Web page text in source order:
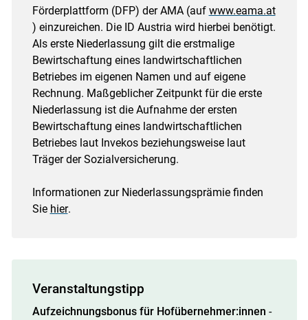
Förderplattform (DFP) der AMA (auf www.eama.at
) einzureichen. Die ID Austria wird hierbei benötigt.
Als erste Niederlassung gilt die erstmalige
Bewirtschaftung eines landwirtschaftlichen
Betriebes im eigenen Namen und auf eigene
Rechnung. Maßgeblicher Zeitpunkt für die erste
Niederlassung ist die Aufnahme der ersten
Bewirtschaftung eines landwirtschaftlichen
Betriebes laut Invekos beziehungsweise laut
Träger der Sozialversicherung.
Informationen zur Niederlassungsprämie finden
Sie hier.
Veranstaltungstipp
Aufzeichnungsbonus für ­Hofübernehmer:innen -